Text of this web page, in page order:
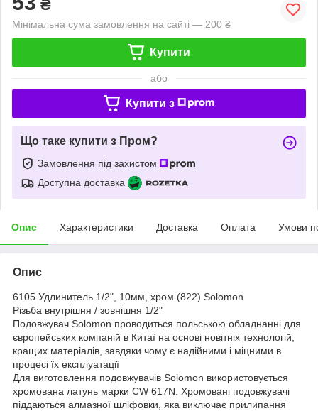
₴
Мінімальна сума замовлення на сайті — 200 ₴
Купити
або
Купити з
Що таке купити з Пром?
Замовлення під захистом
Доступна доставка
Опис Характеристики Доставка Оплата Умови
Опис
6105 Удлинитель 1/2", 10мм, хром (822) Solomon
Різьба внутрішня / зовнішня 1/2"
Подовжувач Solomon проводиться польською обладнанні для
європейських компаній в Китаї на основі новітніх технологій,
кращих матеріалів, завдяки чому є надійними і міцними в
процесі їх експлуатації
Для виготовлення подовжувачів Solomon використовується
хромована латунь марки CW 617N. Хромовані подовжувачі
піддаються алмазної шліфовки, яка виключає прилипання